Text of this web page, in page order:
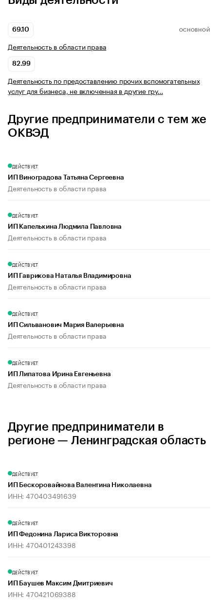
69.10 ОСНОВНОЙ
Деятельность в области права
82.99
Деятельность по предоставлению прочих вспомогательных
услуг для бизнеса, не включенная в другие гру…
Другие предприниматели с тем же
ОКВЭД
ДЕЙСТВУЕТ
ИП Виноградова Татьяна Сергеевна
Деятельность в области права
ДЕЙСТВУЕТ
ИП Капелькина Людмила Павловна
Деятельность в области права
ДЕЙСТВУЕТ
ИП Гаврикова Наталья Владимировна
Деятельность в области права
ДЕЙСТВУЕТ
ИП Сильванович Мария Валерьевна
Деятельность в области права
ДЕЙСТВУЕТ
ИП Липатова Ирина Евгеньевна
Деятельность в области права
Другие предприниматели в
регионе — Ленинградская область
ДЕЙСТВУЕТ
ИП Бескоровайнова Валентина Николаевна
ИНН: 470403491639
ДЕЙСТВУЕТ
ИП Федонина Лариса Викторовна
ИНН: 470401243398
ДЕЙСТВУЕТ
ИП Баушев Максим Дмитриевич
ИНН: 470421069388